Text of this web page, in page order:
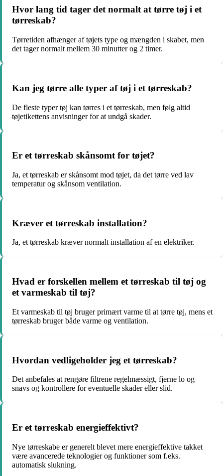
Hvor lang tid tager det normalt at tørre tøj i et
tørreskab?
Tørretiden afhænger af tøjets type og mængden i skabet, men
det tager normalt mellem 30 minutter og 2 timer.
Kan jeg tørre alle typer af tøj i et tørreskab?
De fleste typer tøj kan tørres i et tørreskab, men følg altid
tøjetikettens anvisninger for at undgå skader.
Er et tørreskab skånsomt for tøjet?
Ja, et tørreskab er skånsomt mod tøjet, da det tørre ved lav
temperatur og skånsom ventilation.
Kræver et tørreskab installation?
Ja, et tørreskab kræver normalt installation af en elektriker.
Hvad er forskellen mellem et tørreskab til tøj og
et varmeskab til tøj?
Et varmeskab til tøj bruger primært varme til at tørre tøj, mens et
tørreskab bruger både varme og ventilation.
Hvordan vedligeholder jeg et tørreskab?
Det anbefales at rengøre filtrene regelmæssigt, fjerne lo og
snavs og kontrollere for eventuelle skader eller slid.
Er et tørreskab energieffektivt?
Nye tørreskabe er generelt blevet mere energieffektive takket
være avancerede teknologier og funktioner som f.eks.
automatisk slukning.